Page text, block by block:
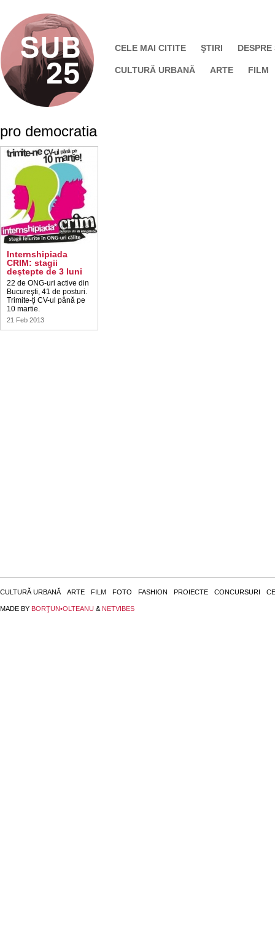
CELE MAI CITITE ŞTIRI DESPRE
CULTURĂ URBANĂ ARTE FILM
pro democratia
Internshipiada
CRIM: stagii
deştepte de 3 luni
22 de ONG-uri active din
Bucureşti, 41 de posturi.
Trimite-ți CV-ul până pe
10 martie.
21 Feb 2013
CULTURĂ URBANĂ ARTE FILM FOTO FASHION PROIECTE CONCURSURI
MADE BY BORŢUN•OLTEANU & NETVIBES